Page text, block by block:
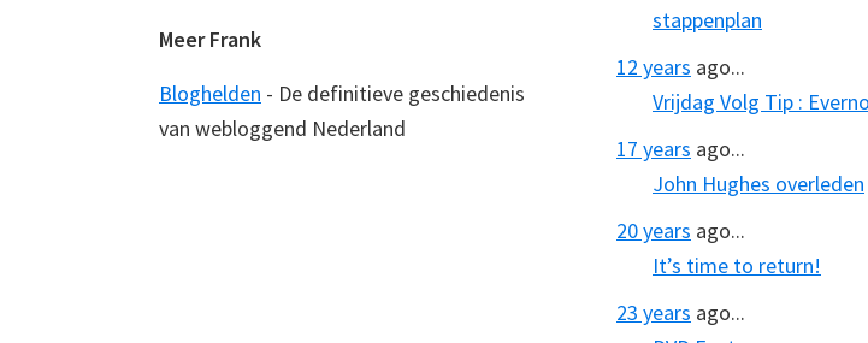
Meer Frank
Bloghelden - De definitieve geschiedenis
van webloggend Nederland
stappenplan
12 years ago...
Vrijdag Volg Tip :
17 years ago...
John Hughes overleden
20 years ago...
It’s time to return!
23 years ago...